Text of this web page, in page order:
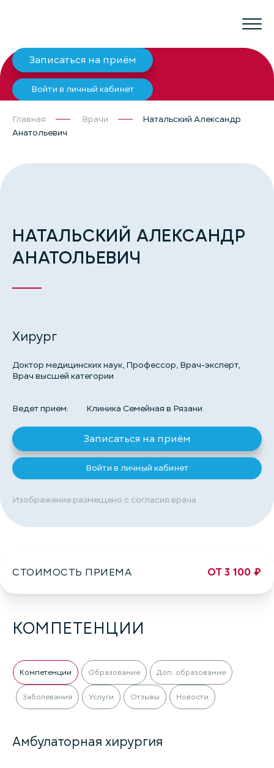
Записаться на приём
Войти в личный кабинет
Главная Врачи
Натальский Александр
Анатольевич
НАТАЛЬСКИЙ АЛЕКСАНДР
АНАТОЛЬЕВИЧ
Хирург
Доктор медицинских наук, Профессор, Врач-эксперт,
Врач высшей категории
Ведет прием: Клиника Семейная в Рязани
Записаться на приём
Войти в личный кабинет
Изображение размещено с согласия врача
СТОИМОСТЬ ПРИЕМА ОТ 3 100 ₽
КОМПЕТЕНЦИИ
Компетенции Образование Доп. образование
Заболевания Услуги Отзывы Новости
Амбулаторная хирургия